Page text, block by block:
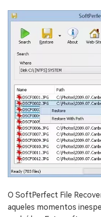
O SoftPerfect File
aqueles momentos